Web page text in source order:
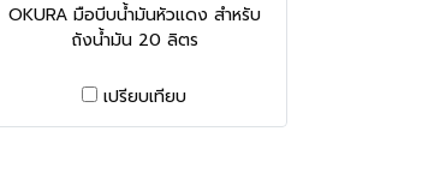
OKURA มือบีบน้ำมันหัวแดง สำหรับ
ถังน้ำมัน 20 ลิตร
เปรียบเทียบ